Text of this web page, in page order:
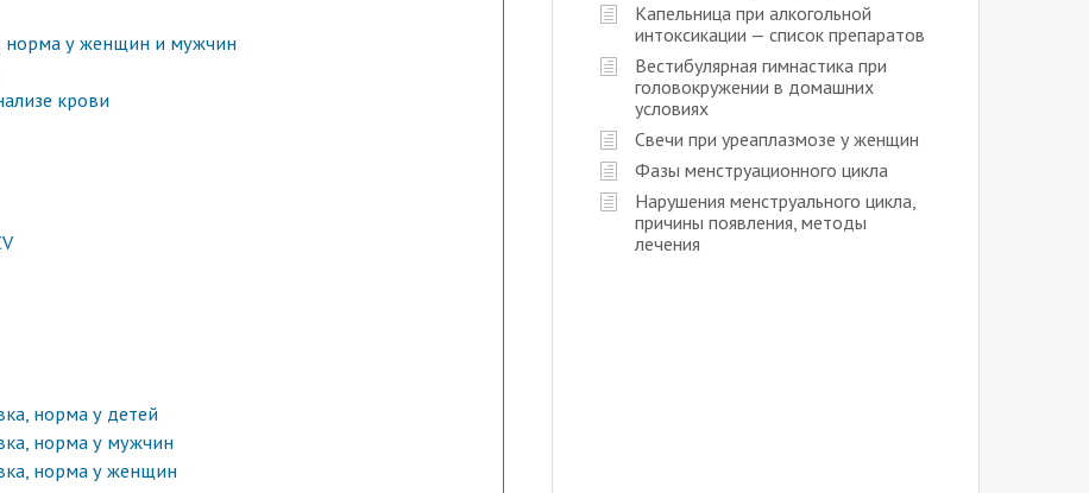
норма у женщин и мужчин
крови
норма у детей
норма у мужчин
норма у женщин
Капельница при алкогольной
интоксикации — список препаратов
Вестибулярная гимнастика при
головокружении в домашних
условиях
Свечи при уреаплазмозе у женщин
Фазы менструационного цикла
Нарушения менструального цикла,
причины появления, методы
лечения